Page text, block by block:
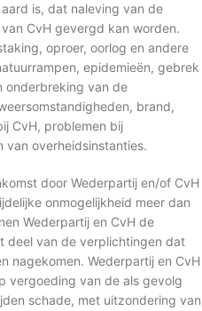
is, dat naleving van de
CvH gevergd kan worden.
oproer, oorlog en andere
epidemieën, gebrek
onderbreking van de
brand,
CvH, problemen bij
van overheidsinstanties.
door Wederpartij en/of CvH
onmogelijkheid meer dan
Wederpartij en CvH de
deel van de verplichtingen dat
nagekomen. Wederpartij en CvH
vergoeding van de als gevolg
schade, met uitzondering van